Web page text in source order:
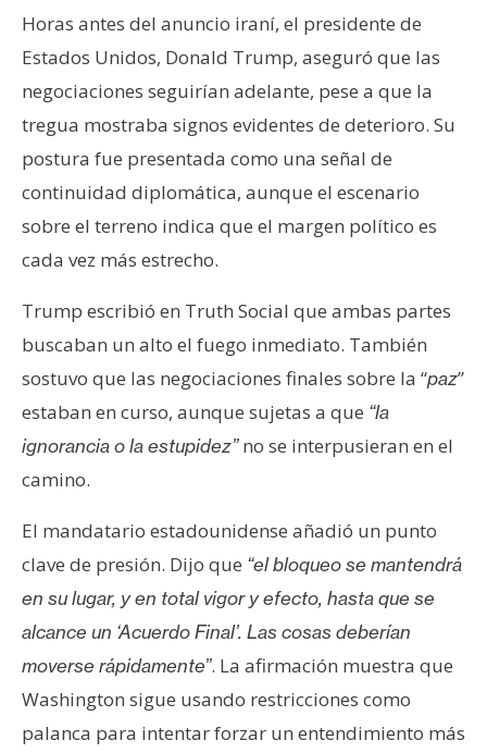
Horas antes del anuncio iraní, el presidente de
Estados Unidos, Donald Trump, aseguró que las
negociaciones seguirían adelante, pese a que la
tregua mostraba signos evidentes de deterioro. Su
postura fue presentada como una señal de
continuidad diplomática, aunque el escenario
sobre el terreno indica que el margen político es
cada vez más estrecho.
Trump escribió en Truth Social que ambas partes
buscaban un alto el fuego inmediato. También
sostuvo que las negociaciones finales sobre la “paz”
estaban en curso, aunque sujetas a que “la
ignorancia o la estupidez”no se interpusieran en el
camino.
El mandatario estadounidense añadió un punto
clave de presión. Dijo que “el bloqueo se mantendrá
en su lugar, y en total vigor y efecto, hasta que se
alcance un ‘Acuerdo Final’. Las cosas deberían
moverse rápidamente”. La afirmación muestra que
Washington sigue usando restricciones como
palanca para intentar forzar un entendimiento más